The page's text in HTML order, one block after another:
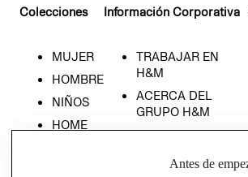
Colecciones
MUJER
HOMBRE
NIÑOS
HOME
Información Corporativa
TRABAJAR EN
H&M
ACERCA DEL
GRUPO H&M
RESPONSABILIDAD
Antes de